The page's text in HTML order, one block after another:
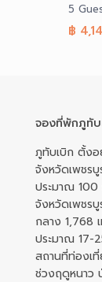
5
฿
จองที่พักภูทับ
ภูทับเบิก ตั้งอ
จังหวัดเพชร
ประมาณ 100
จังหวัดเพชร
กลาง 1,768
ประมาณ 17-
สถานที่ท่องเ
ช่วงฤดูหนาว